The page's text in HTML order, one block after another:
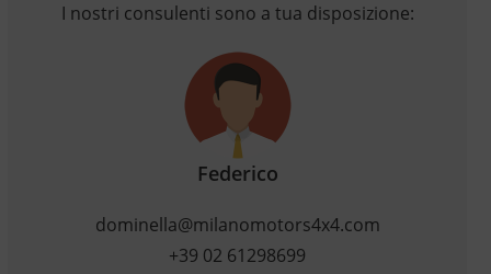
I nostri consulenti sono a tua disposizione:
Federico
dominella@milanomotors4x4.com
+39 02 61298699